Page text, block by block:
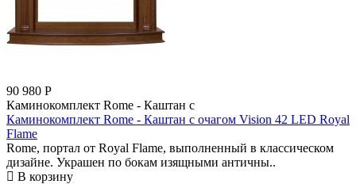
90 980 Р
Каминокомплект Rome - Каштан с
Каминокомплект Rome - Каштан с очагом Vision 42 LED Royal
Flame
Rome, портал от Royal Flame, выполненный в классическом
дизайне. Украшен по бокам изящными античны..
В корзину